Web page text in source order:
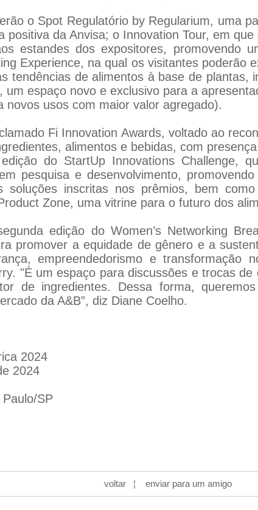
o Spot Regulatório by Regularium, uma
positiva da Anvisa; o Innovation Tour, em
estandes dos expositores, promovendo
Experience, na qual os visitantes poderão
tendências de alimentos à base de plantas,
um espaço novo e exclusivo para a
novos usos com maior valor agregado).
Fi Innovation Awards, voltado ao
alimentos e bebidas, com
do StartUp Innovations Challenge,
pesquisa e desenvolvimento,
soluções inscritas nos prêmios, bem
Zone, uma vitrine para o futuro dos
edição do Women’s Networking
promover a equidade de gênero e a
empreendedorismo e
"É um espaço para discussões e trocas
de ingredientes. Dessa forma,
da A&B”, diz Diane Coelho.
2024
2024
SP
voltar ¦ enviar para um amigo